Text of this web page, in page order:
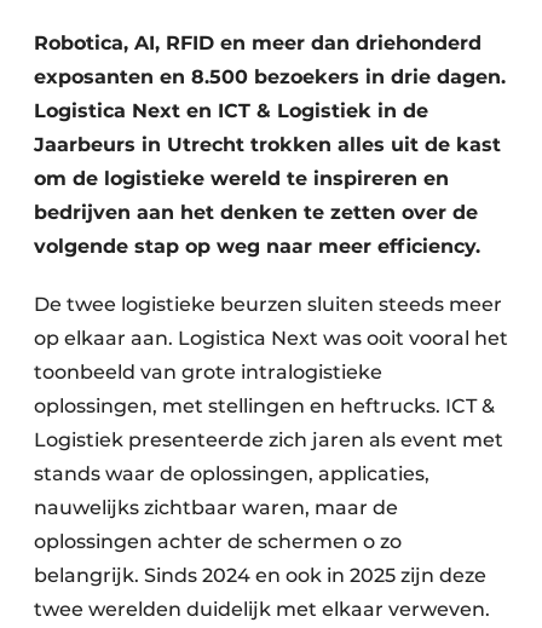
Robotica, AI, RFID en meer dan driehonderd
exposanten en 8.500 bezoekers in drie dagen.
Logistica Next en ICT & Logistiek in de
Jaarbeurs in Utrecht trokken alles uit de kast
om de logistieke wereld te inspireren en
bedrijven aan het denken te zetten over de
volgende stap op weg naar meer efficiency.
De twee logistieke beurzen sluiten steeds meer
op elkaar aan. Logistica Next was ooit vooral het
toonbeeld van grote intralogistieke
oplossingen, met stellingen en heftrucks. ICT &
Logistiek presenteerde zich jaren als event met
stands waar de oplossingen, applicaties,
nauwelijks zichtbaar waren, maar de
oplossingen achter de schermen o zo
belangrijk. Sinds 2024 en ook in 2025 zijn deze
twee werelden duidelijk met elkaar verweven.